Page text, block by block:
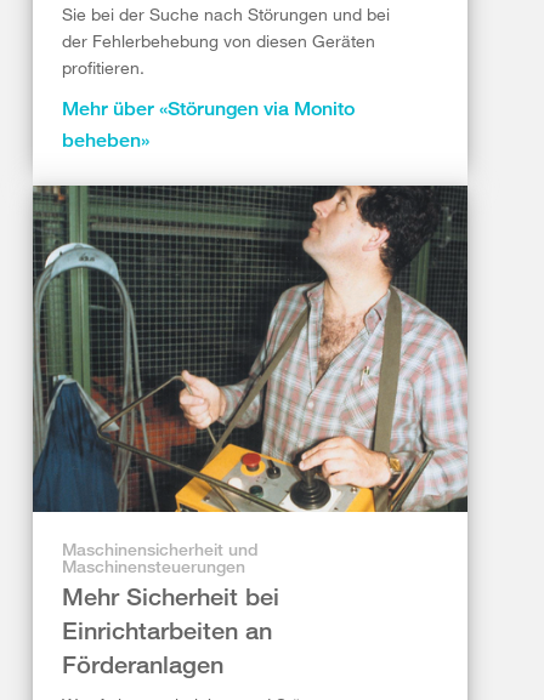
Sie bei der Suche nach Störungen und bei
der Fehlerbehebung von diesen Geräten
profitieren.
Mehr über «Störungen via Monito
beheben»
Maschinensicherheit und
Maschinensteuerungen
Mehr Sicherheit bei
Einrichtarbeiten an
Förderanlagen